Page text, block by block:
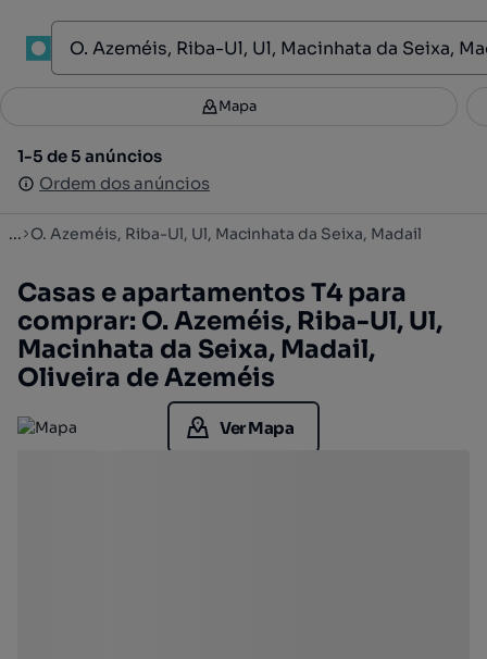
1
Filtros 2
1-5 de 5 anúncios
Ordem dos anúncios
Mapa
1-5 de 5 anúncios
Ordem dos anúncios
... O. Azeméis, Riba-Ul, Ul, Macinhata da Seixa, Madail
Casas e apartamentos T4 para
comprar: O. Azeméis, Riba-Ul, Ul,
Macinhata da Seixa, Madail,
Oliveira de Azeméis
Ver Mapa